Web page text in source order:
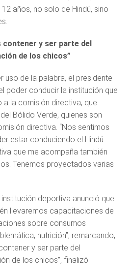
años, no solo de Hindú, sino
contener y ser parte del
de los chicos”
uso de la palabra, el presidente
poder conducir la institución que
a la comisión directiva, que
Bólido Verde, quienes son
directiva. “Nos sentimos
estar conduciendo el Hindú
que me acompaña también
Tenemos proyectados varias
deportiva anunció que
llevaremos capacitaciones de
sobre consumos
nutrición”, remarcando,
y ser parte del
de los chicos”, finalizó